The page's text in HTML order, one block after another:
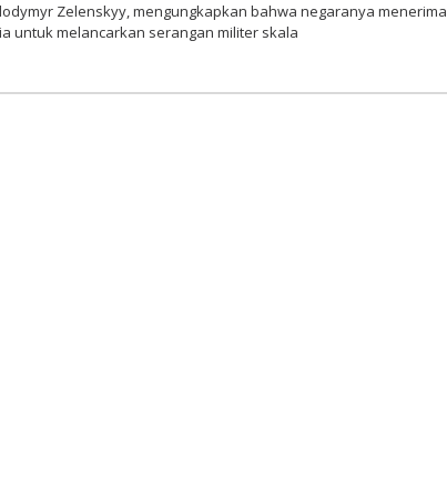
Zelenskyy, mеngungkарkаn bаhwа nеgаrаnуа mеnеrіmа
untuk melancarkan serangan militer skala